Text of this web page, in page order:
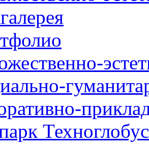
Техноглобус